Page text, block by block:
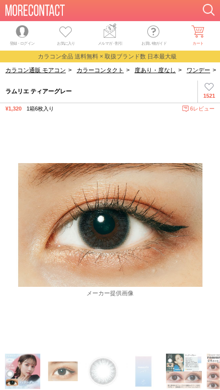
登録・ログイン お気に入り メルマガ・割引 お買い物ガイド カート
カラコン全品 送料無料 × 取扱ブランド数 日本最大級
カラコン通販 モアコン > カラーコンタクト > 度あり・度なし > ワンデー >
1521
ラムリエ ティアーグレー
¥1,320 1箱6枚入り 6レビュー